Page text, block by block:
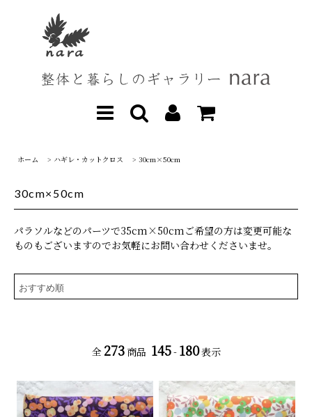
ホーム > ハギレ・カットクロス > 30cm×50cm
30cm×50cm
パラソルなどのパーツで35cm×50cmご希望の方は変更可能な
ものもございますのでお気軽にお問い合わせくださいませ。
全 273 商品 145- 180表示